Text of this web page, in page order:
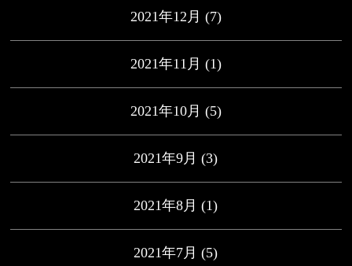
2021年12月 (7)
2021年11月 (1)
2021年10月 (5)
2021年9月 (3)
2021年8月 (1)
2021年7月 (5)